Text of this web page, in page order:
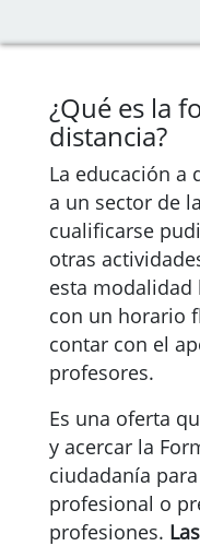
¿Qué es la
distancia?
La educación a
a un sector de
cualificarse
otras
esta
con un horario
contar con el
profesores.
Es una oferta
y acercar la
ciudadanía
profesional o
profesiones.